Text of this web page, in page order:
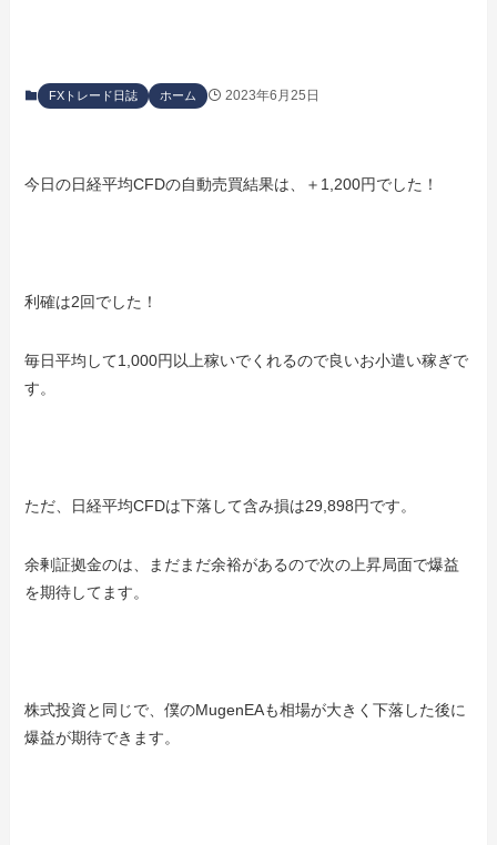
FXトレード日誌 ホーム 2023年6月25日
今日の日経平均CFDの自動売買結果は、＋1,200円でした！
利確は2回でした！
毎日平均して1,000円以上稼いでくれるので良いお小遣い稼ぎで
す。
ただ、日経平均CFDは下落して含み損は29,898円です。
余剰証拠金のは、まだまだ余裕があるので次の上昇局面で爆益
を期待してます。
株式投資と同じで、僕のMugenEAも相場が大きく下落した後に
爆益が期待できます。